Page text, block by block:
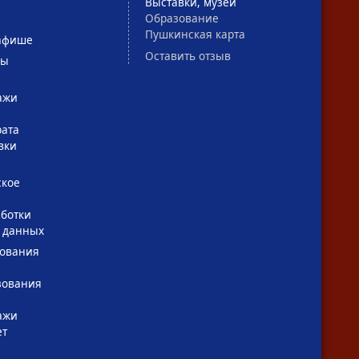
данных
Образование
Пушкинская карта
Оставить отзыв